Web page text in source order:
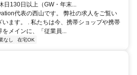
日130日以上（GW・年末...
代表の西山です。 弊社の求人をご覧い
ます。 . 私たちは今、携帯ショップや携帯
メインに、「従業員...
なし 在宅OK